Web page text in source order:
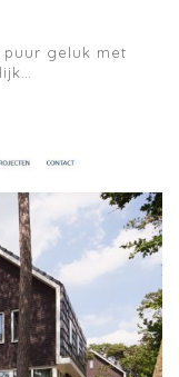
puur geluk met